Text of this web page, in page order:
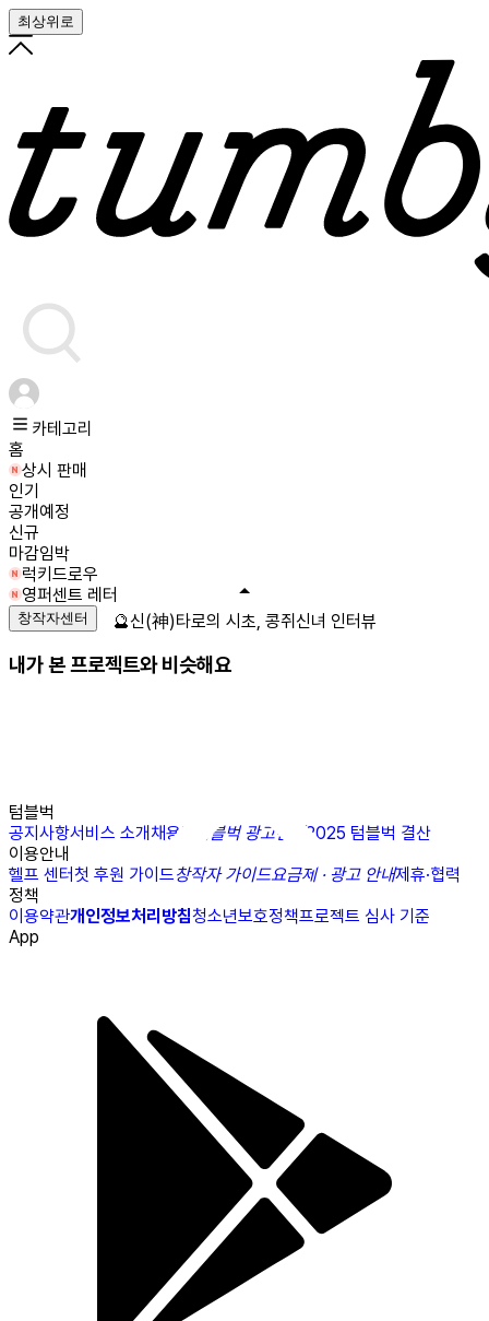
최상위로
카테고리
홈
상시 판매
인기
공개예정
신규
마감임박
럭키드로우
영퍼센트 레터
창작자센터
내가 본 프로젝트와 비슷해요
텀블벅
공지사항서비스 소개채용N 텀블벅 광고센터
2025 텀블벅 결산
이용안내
헬프 센터첫 후원 가이드창작자 가이드요금제 · 광고 안내제휴·협력
정책
이용약관개인정보처리방침청소년보호정책프로젝트 심사 기준
App
🔮신(神)타로의 시초, 콩쥐신녀 인터뷰